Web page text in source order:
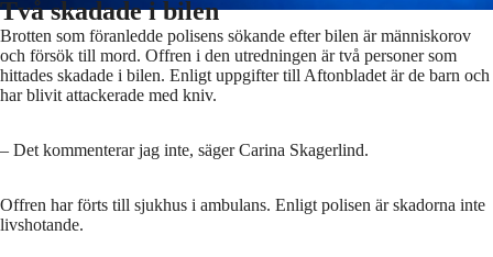
Två skadade i bilen
Brotten som föranledde polisens sökande efter bilen är människorov
och försök till mord. Offren i den utredningen är två personer som
hittades skadade i bilen. Enligt uppgifter till Aftonbladet är de barn och
har blivit attackerade med kniv.
– Det kommenterar jag inte, säger Carina Skagerlind.
Offren har förts till sjukhus i ambulans. Enligt polisen är skadorna inte
livshotande.